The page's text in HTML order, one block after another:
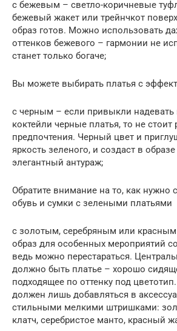
с бежевым – светло-коричневые
бежевый жакет или трейнчкот
образ готов. Можно использовать
оттенков бежевого – гармонии не
станет только богаче;
Вы можете выбирать платья с
с черным – если привыкли надевать
коктейли черные платья, то не стоит
предпочтения. Черный цвет и
яркость зеленого, и создаст в
элегантный антураж;
Обратите внимание на то, как нужно
обувь и сумки с зелеными платьями
с золотым, серебряным или
образ для особенных мероприятий
ведь можно перестараться.
должно быть платье – хорошо
подходящее по оттенку под
должен лишь добавляться в
стильными мелкими штришками:
клатч, серебристое манто, красный